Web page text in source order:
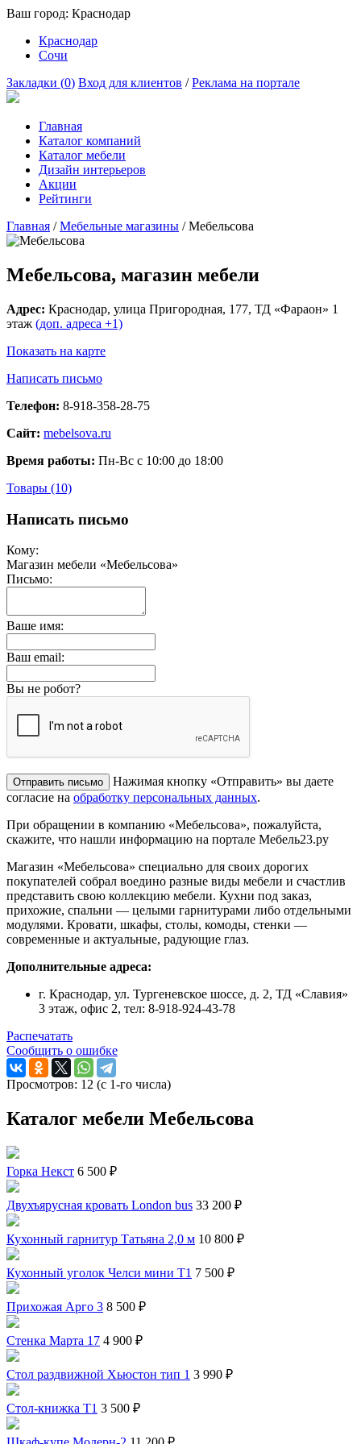
Ваш город: Краснодар
Краснодар
Сочи
Закладки (0) Вход для клиентов /Реклама на портале
Главная
Каталог компаний
Каталог мебели
Дизайн интерьеров
Акции
Рейтинги
Главная /Мебельные магазины /Мебельсова
Мебельсова, магазин мебели
Адрес: Краснодар, улица Пригородная, 177, ТД «Фараон» 1
этаж (доп. адреса +1)
Показать на карте
Написать письмо
Телефон: 8-918-358-28-75
Сайт: mebelsova.ru
Время работы: Пн-Вс с 10:00 до 18:00
Товары (10)
Написать письмо
Кому:
Магазин мебели «Мебельсова»
Письмо:
Ваше имя:
Ваш email:
Вы не робот?
Нажимая кнопку «Отправить» вы даете
согласие на обработку персональных данных.
При обращении в компанию «Мебельсова», пожалуйста,
скажите, что нашли информацию на портале Мебель23.ру
Магазин «Мебельсова» специально для своих дорогих
покупателей собрал воедино разные виды мебели и счастлив
представить свою коллекцию мебели. Кухни под заказ,
прихожие, спальни — целыми гарнитурами либо отдельными
модулями. Кровати, шкафы, столы, комоды, стенки —
современные и актуальные, радующие глаз.
Дополнительные адреса:
г. Краснодар, ул. Тургеневское шоссе, д. 2, ТД «Славия»
3 этаж, офис 2, тел: 8-918-924-43-78
Распечатать
Сообщить о ошибке
Просмотров: 12 (с 1-го числа)
Каталог мебели Мебельсова
Горка Некст 6 500 ₽
Двухъярусная кровать London bus 33 200 ₽
Кухонный гарнитур Татьяна 2,0 м 10 800 ₽
Кухонный уголок Челси мини Т1 7 500 ₽
Прихожая Арго 3 8 500 ₽
Стенка Марта 17 4 900 ₽
Стол раздвижной Хьюстон тип 1 3 990 ₽
Стол-книжка Т1 3 500 ₽